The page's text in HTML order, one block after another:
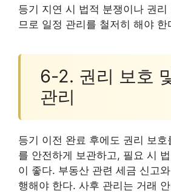
등기 지연 시 법적 분쟁이나 권리
므로 일정 관리를 철저히 해야 한
6-2. 권리 보호
관리
등기 이전 완료 후에도 권리 보
를 안전하게 보관하고, 필요 시
이 좋다. 부동산 관련 세금 신고
행해야 한다. 사후 관리는 거래